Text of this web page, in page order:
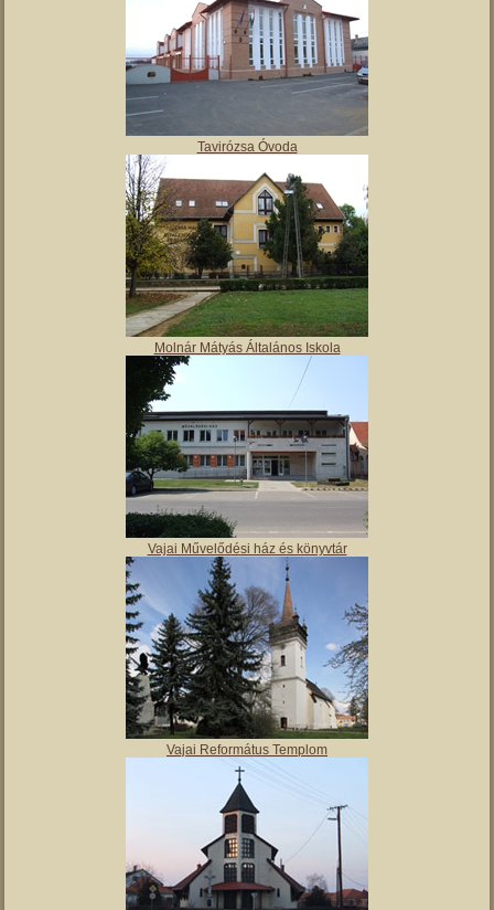
Tavirózsa Óvoda
Molnár Mátyás Általános Iskola
Vajai Művelődési ház és könyvtár
Vajai Református Templom